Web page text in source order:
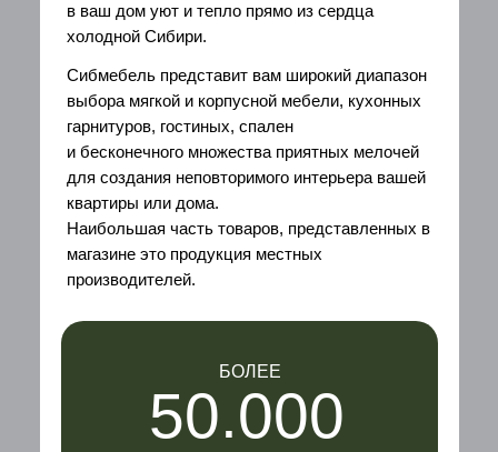
в ваш дом уют и тепло прямо из сердца
холодной Сибири.
Сибмебель представит вам широкий диапазон
выбора мягкой и корпусной мебели, кухонных
гарнитуров, гостиных, спален
и бесконечного множества приятных мелочей
для создания неповторимого интерьера вашей
квартиры или дома.
Наибольшая часть товаров, представленных в
магазине это продукция местных
производителей.
БОЛЕЕ
50.000